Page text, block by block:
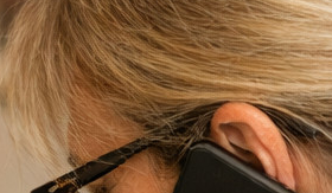
E-mail: